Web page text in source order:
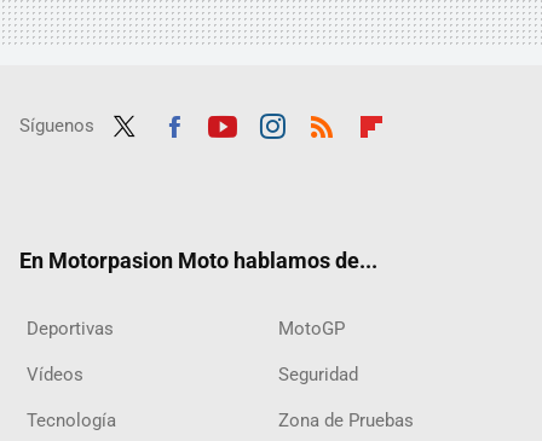
Síguenos
En Motorpasion Moto hablamos de...
Deportivas MotoGP
Vídeos Seguridad
Tecnología Zona de Pruebas